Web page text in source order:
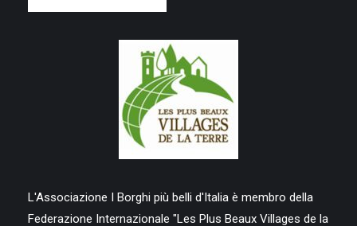
L'Associazione I Borghi più belli d'Italia è membro della
Federazione Internazionale "Les Plus Beaux Villages de la